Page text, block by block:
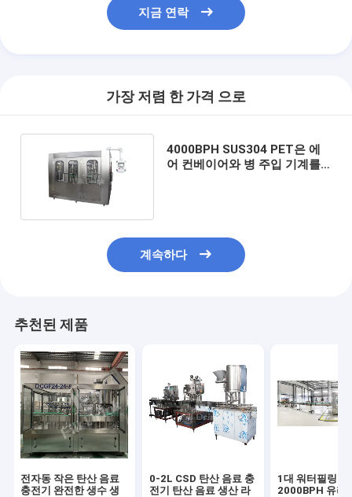
지금 연락
가장 저렴 한 가격 으로
4000BPH SUS304 PET은 에
어 컨베이어와 병 주입 기계를
계속하다
추천된 제품
전자동 작은 탄산 음료
충전기 완전한 생수 생
0-2L CSD 탄산 음료 충
전기 탄산 음료 생산 라
1대 워터필링
2000BPH 유리